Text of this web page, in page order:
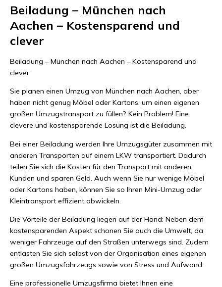
Beiladung – München nach
Aachen – Kostensparend und
clever
Beiladung – München nach Aachen – Kostensparend und
clever
Sie planen einen Umzug von München nach Aachen, aber
haben nicht genug Möbel oder Kartons, um einen eigenen
großen Umzugstransport zu füllen? Kein Problem! Eine
clevere und kostensparende Lösung ist die Beiladung.
Bei einer Beiladung werden Ihre Umzugsgüter zusammen mit
anderen Transporten auf einem LKW transportiert. Dadurch
teilen Sie sich die Kosten für den Transport mit anderen
Kunden und sparen Geld. Auch wenn Sie nur wenige Möbel
oder Kartons haben, können Sie so Ihren Mini-Umzug oder
Kleintransport effizient abwickeln.
Die Vorteile der Beiladung liegen auf der Hand: Neben dem
kostensparenden Aspekt schonen Sie auch die Umwelt, da
weniger Fahrzeuge auf den Straßen unterwegs sind. Zudem
entlasten Sie sich selbst von der Organisation eines eigenen
großen Umzugsfahrzeugs sowie von Stress und Aufwand.
Eine professionelle Umzugsfirma bietet Ihnen eine